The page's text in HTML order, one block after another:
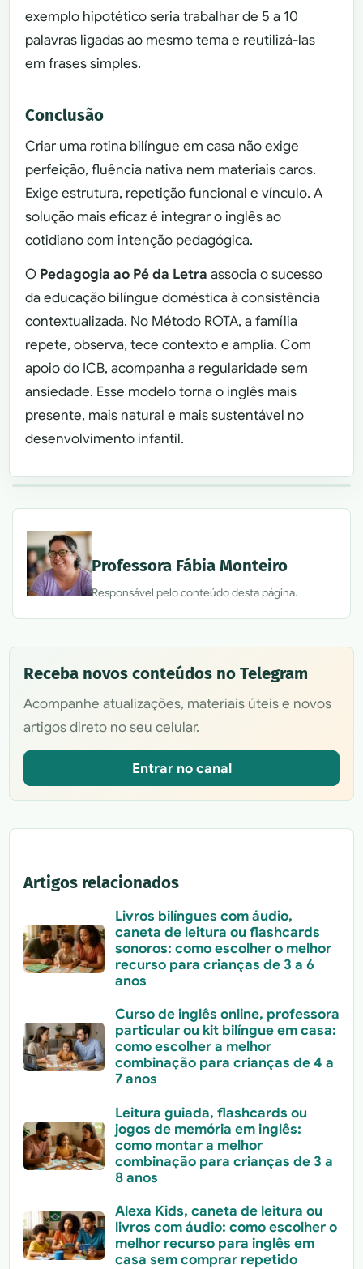
exemplo hipotético seria trabalhar de 5 a 10
palavras ligadas ao mesmo tema e reutilizá-las
em frases simples.
Conclusão
Criar uma rotina bilíngue em casa não exige
perfeição, fluência nativa nem materiais caros.
Exige estrutura, repetição funcional e vínculo. A
solução mais eficaz é integrar o inglês ao
cotidiano com intenção pedagógica.
O Pedagogia ao Pé da Letra associa o sucesso
da educação bilíngue doméstica à consistência
contextualizada. No Método ROTA, a família
repete, observa, tece contexto e amplia. Com
apoio do ICB, acompanha a regularidade sem
ansiedade. Esse modelo torna o inglês mais
presente, mais natural e mais sustentável no
desenvolvimento infantil.
Professora Fábia Monteiro
Responsável pelo conteúdo desta página.
Receba novos conteúdos no Telegram
Acompanhe atualizações, materiais úteis e novos
artigos direto no seu celular.
Entrar no canal
Artigos relacionados
Livros bilíngues com áudio,
caneta de leitura ou flashcards
sonoros: como escolher o melhor
recurso para crianças de 3 a 6
anos
Curso de inglês online, professora
particular ou kit bilíngue em casa:
como escolher a melhor
combinação para crianças de 4 a
7 anos
Leitura guiada, flashcards ou
jogos de memória em inglês:
como montar a melhor
combinação para crianças de 3 a
8 anos
Alexa Kids, caneta de leitura ou
livros com áudio: como escolher o
melhor recurso para inglês em
casa sem comprar repetido